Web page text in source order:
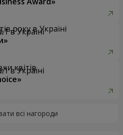
року в Україні
квітів